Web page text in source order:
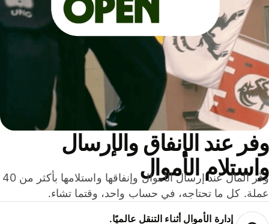
عند الإنفاق والإرسال
الأموال
وفّر المال عند إرسال الأموال وإنفاقها واستلامها بأكثر من 40
كل ما تحتاجه، في حساب واحد، وقتما تشاء.
إدارة الأموال أثناء التنقل عالميًا.